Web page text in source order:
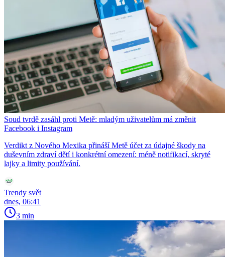
Soud tvrdě zasáhl proti Metě: mladým uživatelům má změnit
Facebook i Instagram
Verdikt z Nového Mexika přináší Metě účet za údajné škody na
duševním zdraví dětí i konkrétní omezení: méně notifikací, skryté
lajky a limity používání.
Trendy svět
dnes, 06:41
3 min